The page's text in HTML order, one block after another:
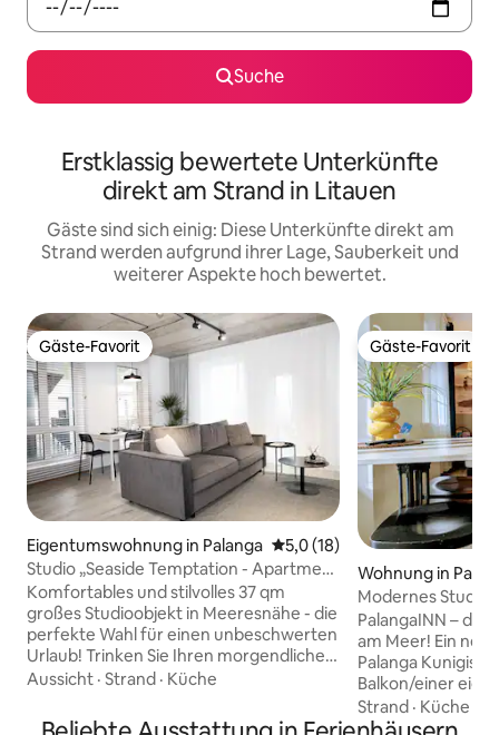
Suche
Erstklassig bewertete Unterkünfte
direkt am Strand in Litauen
Gäste sind sich einig: Diese Unterkünfte direkt am
Strand werden aufgrund ihrer Lage, Sauberkeit und
weiterer Aspekte hoch bewertet.
Gäste-Favorit
Gäste-Favorit
Eigentumswohnung in Palanga Durchschnittliche
5,0 (18)
Studio „Seaside Temptation - Apartment
in the Dunes“
Komfortables und stilvolles 37 qm
großes Studioobjekt in Meeresnähe - die
perfekte Wahl für einen unbeschwerten
Urlaub! Trinken Sie Ihren morgendlichen
Kaffee auf dem Balkon, während Sie
nur 1 Minute zu Fuß zum Meer ist. Das
Aussicht · Strand · Küche
Gäste-Favorit
Gäste-Favorit
Wohnung in
Modernes Studio:
Terrasse und
PalangaINN –
am Meer! ​Ein
Palanga
Balkon/einer
für Paare oder
schallisolierten
Strand · Küche